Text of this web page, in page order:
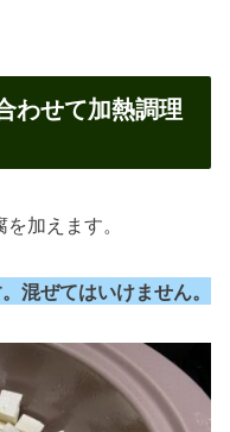
わせて加熱調理
加えます。
混ぜてはいけません。